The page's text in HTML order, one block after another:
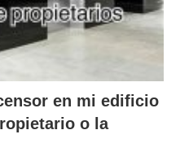
en mi edificio
o la